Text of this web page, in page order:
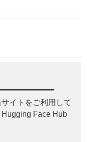
イトをご利用して
Face Hub